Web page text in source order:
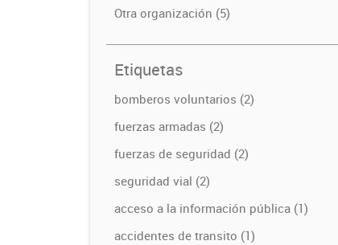
Otra organización (5)
Etiquetas
bomberos voluntarios (2)
fuerzas armadas (2)
fuerzas de seguridad (2)
seguridad vial (2)
acceso a la información pública (1)
accidentes de transito (1)